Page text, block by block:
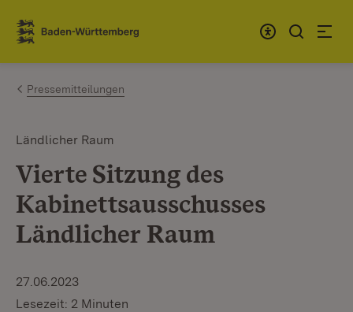
Zum Inhalt springen
Link zur Startseite
Pressemitteilungen
Ländlicher Raum
Vierte Sitzung des
Kabinettsausschusses
Ländlicher Raum
27.06.2023
Lesezeit: 2 Minuten